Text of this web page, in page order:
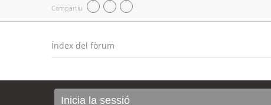
Compartiu
Índex del fòrum
Inicia la sessió